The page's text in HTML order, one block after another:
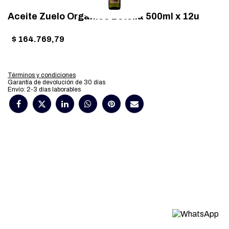
Aceite Zuelo Organico Botella 500ml x 12u
$ 164.769,79
Términos y condiciones
Garantía de devolución de 30 días
Envío: 2-3 días laborables